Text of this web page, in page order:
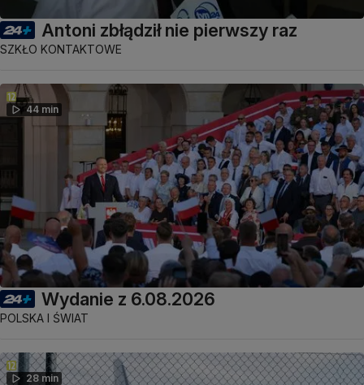
Antoni zbłądził nie pierwszy raz
SZKŁO KONTAKTOWE
44 min
Wydanie z 6.08.2026
POLSKA I ŚWIAT
28 min